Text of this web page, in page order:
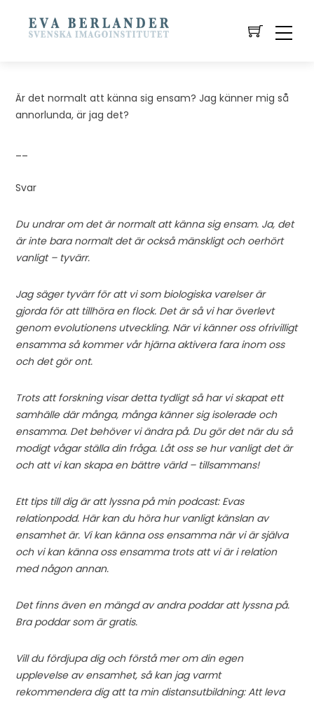
Är det normalt att känna sig ensam? Jag känner mig så
annorlunda, är jag det?
Svar
Du undrar om det är normalt att känna sig ensam. Ja, det
är inte bara normalt det är också mänskligt och oerhört
vanligt – tyvärr.
Jag säger tyvärr för att vi som biologiska varelser är
gjorda för att tillhöra en flock. Det är så vi har överlevt
genom evolutionens utveckling. När vi känner oss ofrivilligt
ensamma så kommer vår hjärna aktivera fara inom oss
och det gör ont.
Trots att forskning visar detta tydligt så har vi skapat ett
samhälle där många, många känner sig isolerade och
ensamma. Det behöver vi ändra på. Du gör det när du så
modigt vågar ställa din fråga. Låt oss se hur vanligt det är
och att vi kan skapa en bättre värld – tillsammans!
Ett tips till dig är att lyssna på min podcast: Evas
relationpodd. Här kan du höra hur vanligt känslan av
ensamhet är. Vi kan känna oss ensamma när vi är själva
och vi kan känna oss ensamma trots att vi är i relation
med någon annan.
Det finns även en mängd av andra poddar att lyssna på.
Bra poddar som är gratis.
Vill du fördjupa dig och förstå mer om din egen
upplevelse av ensamhet, så kan jag varmt
rekommendera dig att ta min distansutbildning: Att leva